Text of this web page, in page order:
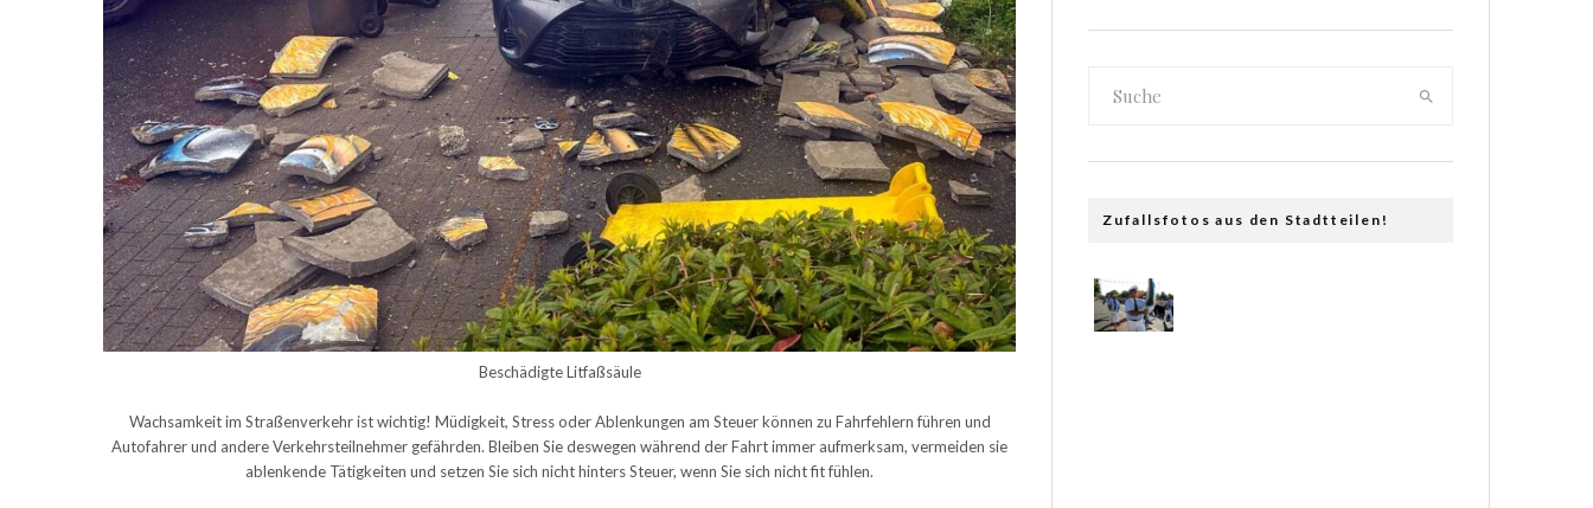
Beschädigte Litfaßsäule
Wachsamkeit im Straßenverkehr ist wichtig! Müdigkeit, Stress oder Ablenkungen am Steuer können zu Fahrfehlern führen und
Autofahrer und andere Verkehrsteilnehmer gefährden. Bleiben Sie deswegen während der Fahrt immer aufmerksam, vermeiden sie
ablenkende Tätigkeiten und setzen Sie sich nicht hinters Steuer, wenn Sie sich nicht fit fühlen.
Zufallsfotos aus den Stadtteilen!